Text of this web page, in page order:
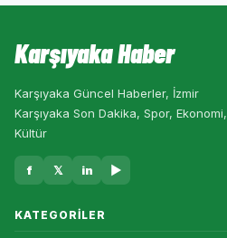
Karşıyaka Haber
Karşıyaka Güncel Haberler, İzmir
Karşıyaka Son Dakika, Spor, Ekonomi,
Kültür
f 𝕏 in ▶
KATEGORILER